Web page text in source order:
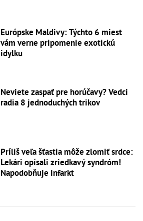
Európske Maldivy: Týchto 6 miest
vám verne pripomenie exotickú
idylku
Neviete zaspať pre horúčavy? Vedci
radia 8 jednoduchých trikov
Príliš veľa šťastia môže zlomiť srdce:
Lekári opísali zriedkavý syndróm!
Napodobňuje infarkt